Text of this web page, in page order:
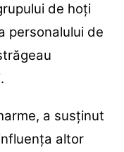
de hoți
personalului de
a susținut
altor